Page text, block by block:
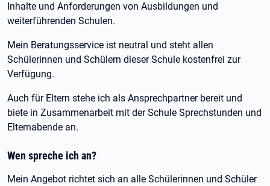
Inhalte und Anforderungen von Ausbildungen und
weiterführenden Schulen.
Mein Beratungsservice ist neutral und steht allen
Schülerinnen und Schülern dieser Schule kostenfrei zur
Verfügung.
Auch für Eltern stehe ich als Ansprechpartner bereit und
biete in Zusammenarbeit mit der Schule Sprechstunden und
Elternabende an.
Wen spreche ich an?
Mein Angebot richtet sich an alle Schülerinnen und Schüler